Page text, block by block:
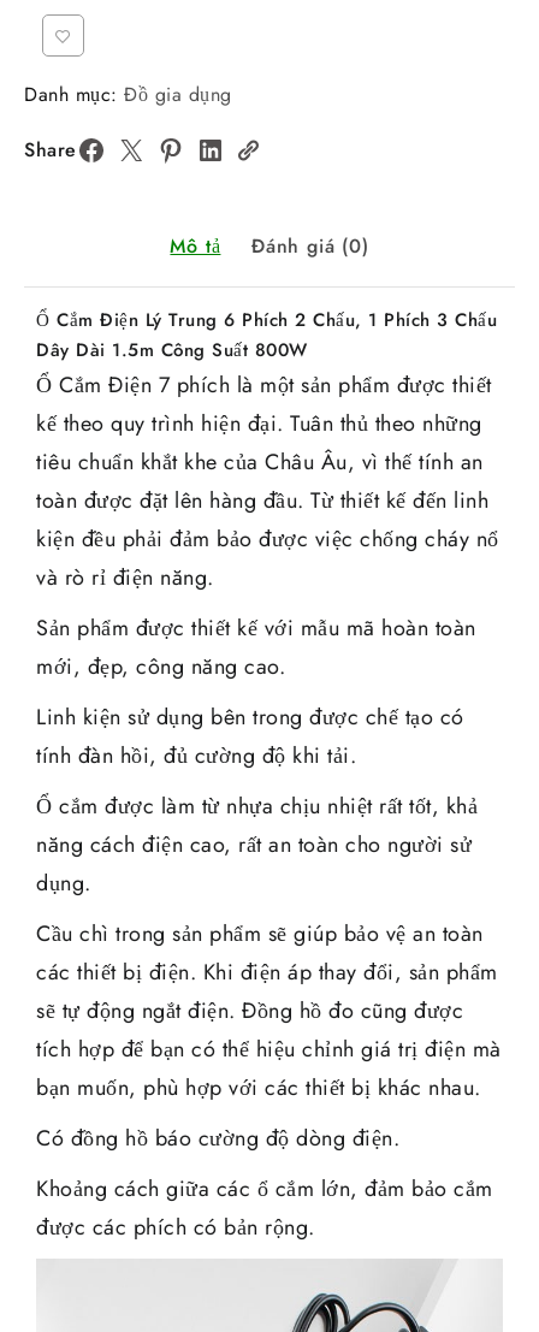
Danh mục: Đồ gia dụng
Share
Mô tả Đánh giá (0)
Ổ Cắm Điện Lý Trung 6 Phích 2 Chấu, 1 Phích 3 Chấu
Dây Dài 1.5m Công Suất 800W
Ổ Cắm Điện 7 phích là một sản phẩm được thiết
kế theo quy trình hiện đại. Tuân thủ theo những
tiêu chuẩn khắt khe của Châu Âu, vì thế tính an
toàn được đặt lên hàng đầu. Từ thiết kế đến linh
kiện đều phải đảm bảo được việc chống cháy nổ
và rò rỉ điện năng.
Sản phẩm được thiết kế với mẫu mã hoàn toàn
mới, đẹp, công năng cao.
Linh kiện sử dụng bên trong được chế tạo có
tính đàn hồi, đủ cường độ khi tải.
Ổ cắm được làm từ nhựa chịu nhiệt rất tốt, khả
năng cách điện cao, rất an toàn cho người sử
dụng.
Cầu chì trong sản phẩm sẽ giúp bảo vệ an toàn
các thiết bị điện. Khi điện áp thay đổi, sản phẩm
sẽ tự động ngắt điện. Đồng hồ đo cũng được
tích hợp để bạn có thể hiệu chỉnh giá trị điện mà
bạn muốn, phù hợp với các thiết bị khác nhau.
Có đồng hồ báo cường độ dòng điện.
Khoảng cách giữa các ổ cắm lớn, đảm bảo cắm
được các phích có bản rộng.